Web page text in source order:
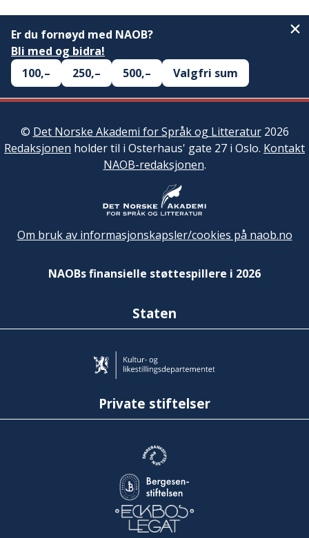
Er du fornøyd med NAOB?
Bli med og bidra!
100,–
250,– 500,– Valgfri sum
© Det Norske Akademi for Språk og Litteratur2026
Redaksjonen holder til i Osterhaus' gate 27 i Oslo. Kontakt
NAOB-redaksjonen.
Om bruk av informasjonskapsler/cookies på naob.no
NAOBs finansielle støttespillere i 2026
Staten
Private stiftelser